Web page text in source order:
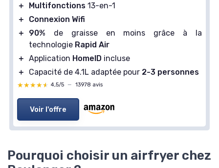
＋ Multifonctions 13-en-1
＋
Connexion Wifi
＋
90% de graisse en moins grâce à la
technologie Rapid Air
＋ Application HomeID incluse
＋
Capacité de 4.1L adaptée pour 2-3 personnes
★★★★★
★★★★★ 4,5/5 — 13978 avis
Voir l'offre
Pourquoi choisir un airfryer chez